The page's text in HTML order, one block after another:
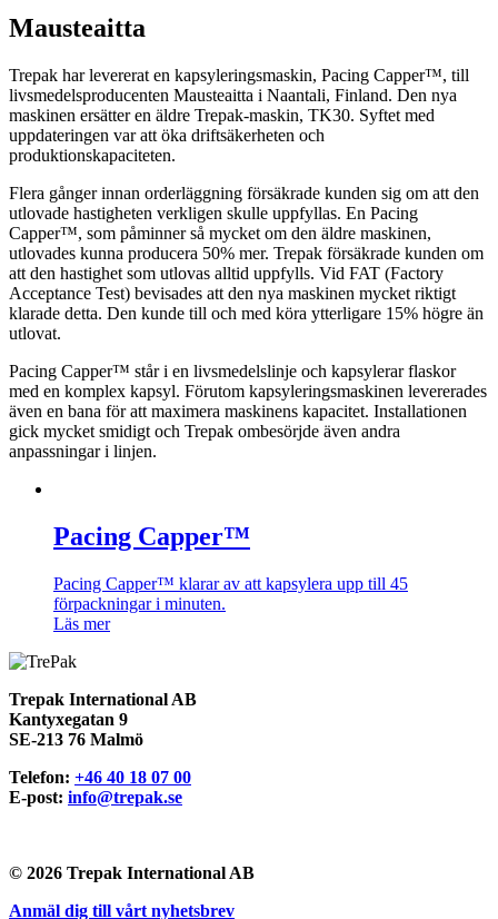
Mausteaitta
Trepak har levererat en kapsyleringsmaskin, Pacing Capper™, till
livsmedelsproducenten Mausteaitta i Naantali, Finland. Den nya
maskinen ersätter en äldre Trepak-maskin, TK30. Syftet med
uppdateringen var att öka driftsäkerheten och
produktionskapaciteten.
Flera gånger innan orderläggning försäkrade kunden sig om att den
utlovade hastigheten verkligen skulle uppfyllas. En Pacing
Capper™, som påminner så mycket om den äldre maskinen,
utlovades kunna producera 50% mer. Trepak försäkrade kunden om
att den hastighet som utlovas alltid uppfylls. Vid FAT (Factory
Acceptance Test) bevisades att den nya maskinen mycket riktigt
klarade detta. Den kunde till och med köra ytterligare 15% högre än
utlovat.
Pacing Capper™ står i en livsmedelslinje och kapsylerar flaskor
med en komplex kapsyl. Förutom kapsyleringsmaskinen levererades
även en bana för att maximera maskinens kapacitet. Installationen
gick mycket smidigt och Trepak ombesörjde även andra
anpassningar i linjen.
Pacing Capper™
Pacing Capper™ klarar av att kapsylera upp till 45
förpackningar i minuten.
Läs mer
Trepak International AB
Kantyxegatan 9
SE-213 76 Malmö
Telefon: +46 40 18 07 00
E-post: info@trepak.se
© 2026 Trepak International AB
Anmäl dig till vårt nyhetsbrev